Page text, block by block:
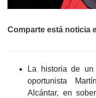
Comparte está noticia
La historia de un
oportunista
Alcántar, en